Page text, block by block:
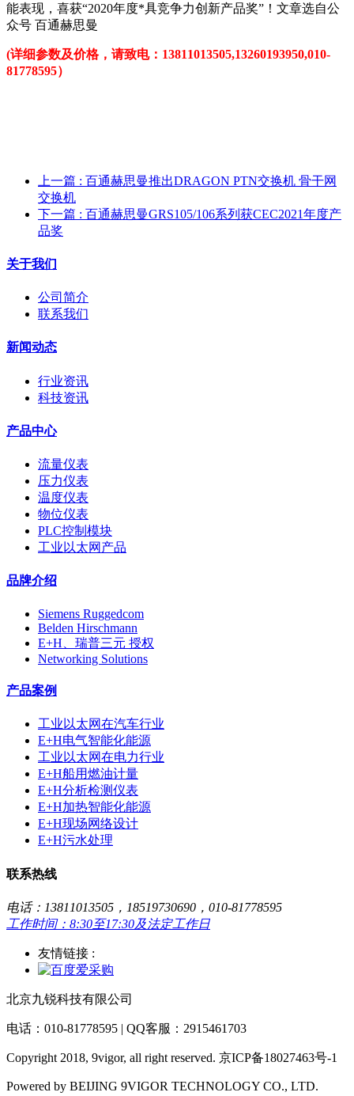
能表现，喜获“2020年度*具竞争力创新产品奖”！文章选自公
众号 百通赫思曼
(详细参数及价格，请致电：13811013505,13260193950,010-
81778595）
上一篇 : 百通赫思曼推出DRAGON PTN交换机 骨干网
交换机
下一篇 : 百通赫思曼GRS105/106系列获CEC2021年度产
品奖
关于我们
公司简介
联系我们
新闻动态
行业资讯
科技资讯
产品中心
流量仪表
压力仪表
温度仪表
物位仪表
PLC控制模块
工业以太网产品
品牌介绍
Siemens Ruggedcom
Belden Hirschmann
E+H、瑞普三元 授权
Networking Solutions
产品案例
工业以太网在汽车行业
E+H电气智能化能源
工业以太网在电力行业
E+H船用燃油计量
E+H分析检测仪表
E+H加热智能化能源
E+H现场网络设计
E+H污水处理
联系热线
电话：13811013505，18519730690，010-81778595
工作时间：8:30至17:30及法定工作日
友情链接 :
北京九锐科技有限公司
电话：010-81778595 | QQ客服：2915461703
Copyright 2018, 9vigor, all right reserved. 京ICP备18027463号-1
Powered by BEIJING 9VIGOR TECHNOLOGY CO., LTD.